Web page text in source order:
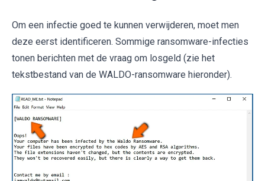
Om een infectie goed te kunnen verwijderen, moet men
deze eerst identificeren. Sommige ransomware-infecties
tonen berichten met de vraag om losgeld (zie het
tekstbestand van de WALDO-ransomware hieronder).